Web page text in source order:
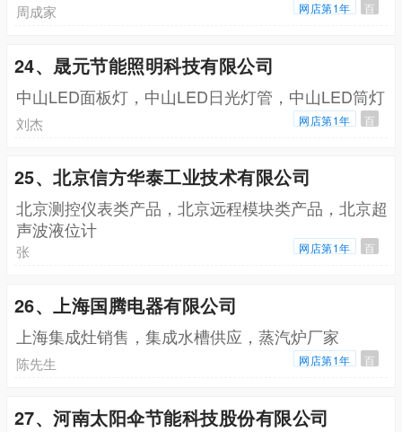
周成家 网店第1年 百
24、晟元节能照明科技有限公司
中山LED面板灯，中山LED日光灯管，中山LED筒灯
刘杰 网店第1年 百
25、北京信方华泰工业技术有限公司
北京测控仪表类产品，北京远程模块类产品，北京超
声波液位计
张 网店第1年 百
26、上海国腾电器有限公司
上海集成灶销售，集成水槽供应，蒸汽炉厂家
陈先生 网店第1年 百
27、河南太阳伞节能科技股份有限公司